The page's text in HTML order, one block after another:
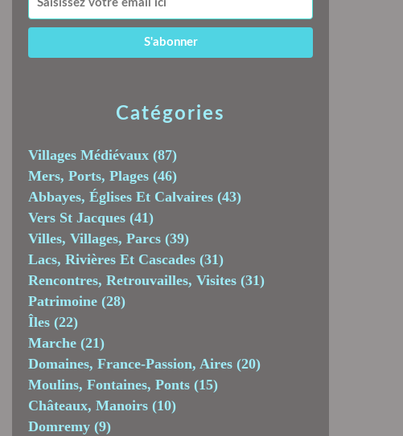
Catégories
Villages Médiévaux (87)
Mers, Ports, Plages (46)
Abbayes, Églises Et Calvaires (43)
Vers St Jacques (41)
Villes, Villages, Parcs (39)
Lacs, Rivières Et Cascades (31)
Rencontres, Retrouvailles, Visites (31)
Patrimoine (28)
Îles (22)
Marche (21)
Domaines, France-Passion, Aires (20)
Moulins, Fontaines, Ponts (15)
Châteaux, Manoirs (10)
Domremy (9)